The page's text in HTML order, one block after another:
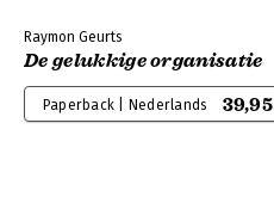
Raymon Geurts
De gelukkige organisatie
Paperback | Nederlands 39,95